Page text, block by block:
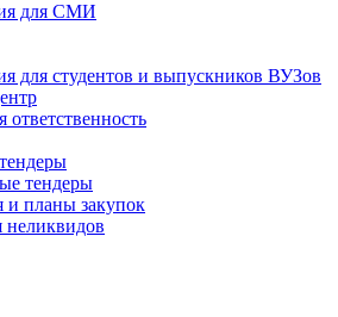
для СМИ
для студентов и выпускников ВУЗов
ответственность
тендеры
планы закупок
неликвидов